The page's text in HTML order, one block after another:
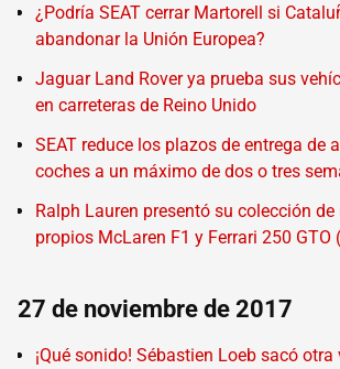
¿Podría SEAT cerrar Martorell si
abandonar la Unión Europea?
Jaguar Land Rover ya prueba sus
en carreteras de Reino Unido
SEAT reduce los plazos de entrega de
coches a un máximo de dos o tres
Ralph Lauren presentó su colección
propios McLaren F1 y Ferrari 250 GTO
27 de noviembre de 2017
¡Qué sonido! Sébastien Loeb sacó otra